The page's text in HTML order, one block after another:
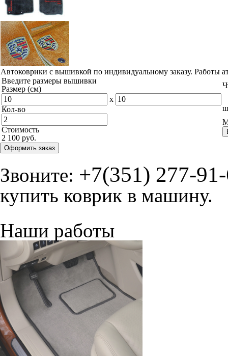
© ателье «Автоковрики
корпус 1.
На нашем сайте в целях
работоспособности
персональных данных,
браузером. Это,
и т.д. Если Вы
согласие на обработку
Положении по обработке
+7 (351) 277 91 67